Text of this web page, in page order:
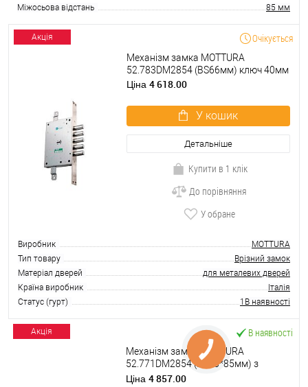
Міжосьова відстань
85 мм
Акція Очікується
Механізм замка MOTTURA
52.783DM2854 (BS66мм) ключ 40мм
Ціна 4 618.00
У кошик
Детальніше
Купити в 1 клік
До порівняння
У обране
Виробник
MOTTURA
Тип товару
Врізний замок
Матеріал дверей
для металевих дверей
Країна виробник
Італія
Статус (гурт)
1В наявності
Акція В наявності
Механізм замка MOTTURA
52.771DM2854 (BS66*85мм) з
перекодуванням MATIC ключ 40мм
Ціна 4 857.00